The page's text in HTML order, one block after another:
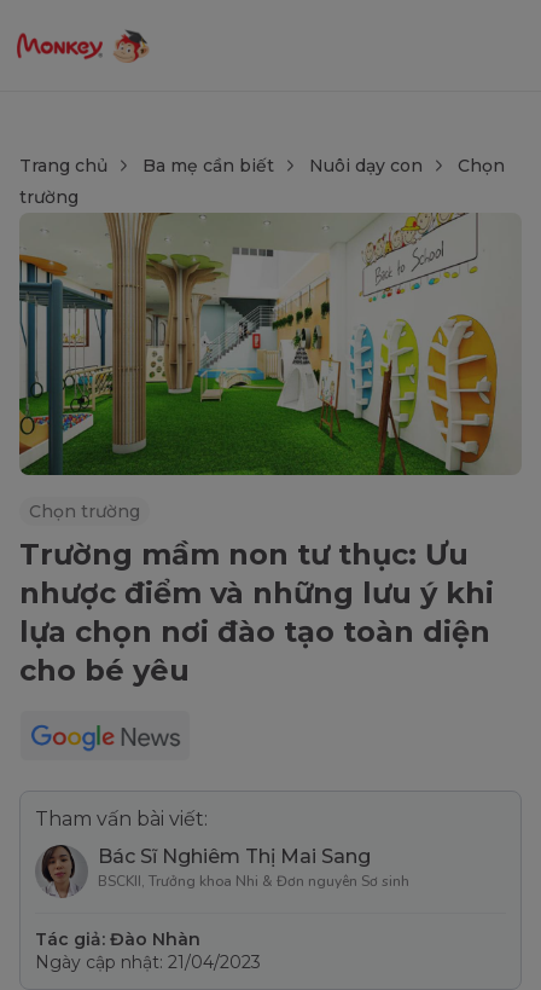
Trang chủ Ba mẹ cần biết Nuôi dạy con
Chọn
trường
Chọn trường
Trường mầm non tư thục: Ưu
nhược điểm và những lưu ý khi
lựa chọn nơi đào tạo toàn diện
cho bé yêu
Tham vấn bài viết:
Bác Sĩ Nghiêm Thị Mai Sang
BSCKII, Trưởng khoa Nhi & Đơn nguyên Sơ sinh
Tác giả: Đào Nhàn
Ngày cập nhật: 21/04/2023